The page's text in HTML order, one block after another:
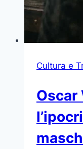
Cultura e
Oscar